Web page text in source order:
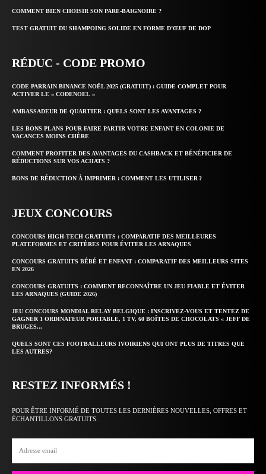
COMMENT BIEN CHOISIR SON PARE-BAIGNOIRE ?
TEST GRATUIT DU SHAMPOING SOLIDE EN FORME D’ŒUF DE DOP
RÉDUC - CODE PROMO
CODE PARRAIN BINANCE NOËL 2025 (GRATUIT) : GUIDE COMPLET POUR
ACTIVER LE « CODENOEL »
AMBASSADEUR DE QUARTIER : QUELS SONT LES AVANTAGES ?
LES BONS PLANS POUR FAIRE PARTIR VOTRE ENFANT EN COLONIE DE
VACANCES MOINS CHÈRE
COMMENT PROFITER DES AVANTAGES DU CASHBACK ET BÉNÉFICIER DE
RÉDUCTIONS SUR VOS ACHATS ?
BONS DE RÉDUCTION À IMPRIMER : COMMENT LES UTILISER ?
JEUX CONCOURS
CONCOURS HIGH-TECH GRATUITS : COMPARATIF DES MEILLEURES
PLATEFORMES ET CRITÈRES POUR ÉVITER LES ARNAQUES
CONCOURS GRATUITS BÉBÉ ET ENFANT : COMPARATIF DES MEILLEURS SITES
EN 2026
CONCOURS GRATUITS : COMMENT RECONNAÎTRE UN JEU FIABLE ET ÉVITER
LES ARNAQUES (GUIDE 2026)
JEU CONCOURS MONDIAL RELAY BELGIQUE : INSCRIVEZ-VOUS ET TENTEZ DE
GAGNER 1 ORDINATEUR PORTABLE, 1 TV, 60 BOÎTES DE CHOCOLATS « JEFF DE
BRUGES...
QUELS SONT CES FOOTBALLEURS IVOIRIENS QUI ONT PLUS DE TITRES QUE
LES AUTRES?
RESTEZ INFORMÉS !
POUR ÊTRE INFORMÉ DE TOUTES LES DERNIÈRES NOUVELLES, OFFRES ET
ÉCHANTILLONS GRATUITS.